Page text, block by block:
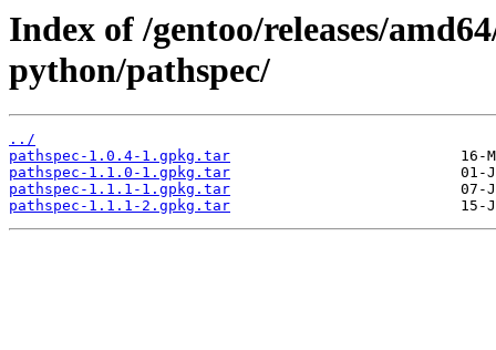
Index of /gentoo/releases/
python/pathspec/
../
pathspec-1.0.4-1.gpkg.tar
pathspec-1.1.0-1.gpkg.tar
pathspec-1.1.1-1.gpkg.tar
pathspec-1.1.1-2.gpkg.tar